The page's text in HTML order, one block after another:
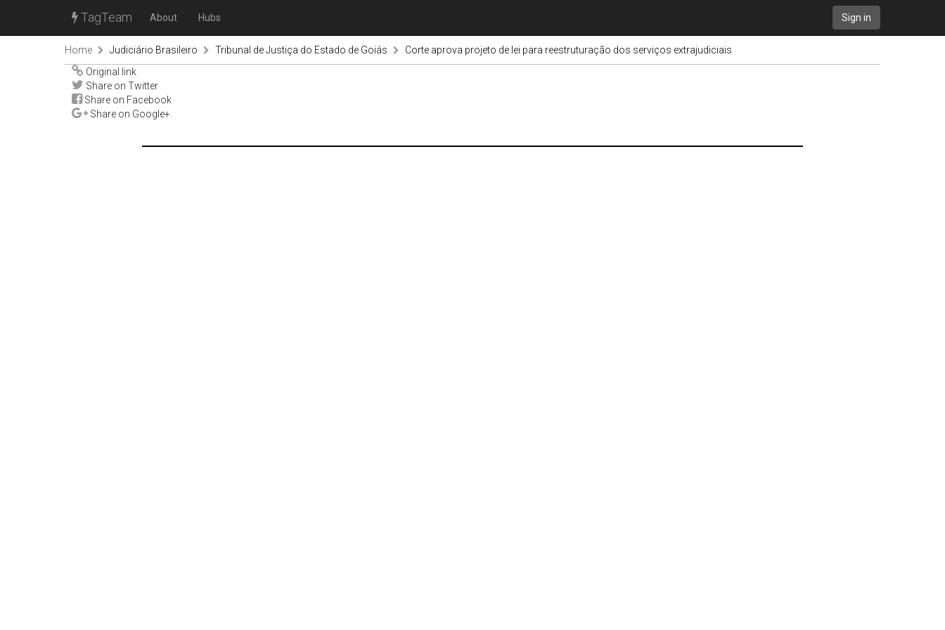
TagTeam About Hubs Sign in
Home Judiciário Brasileiro Tribunal de Justiça do Estado de Goiás
Corte aprova projeto de lei para reestruturação dos serviços extrajudiciais
Original link
Share on Twitter
Share on Facebook
Share on Google+